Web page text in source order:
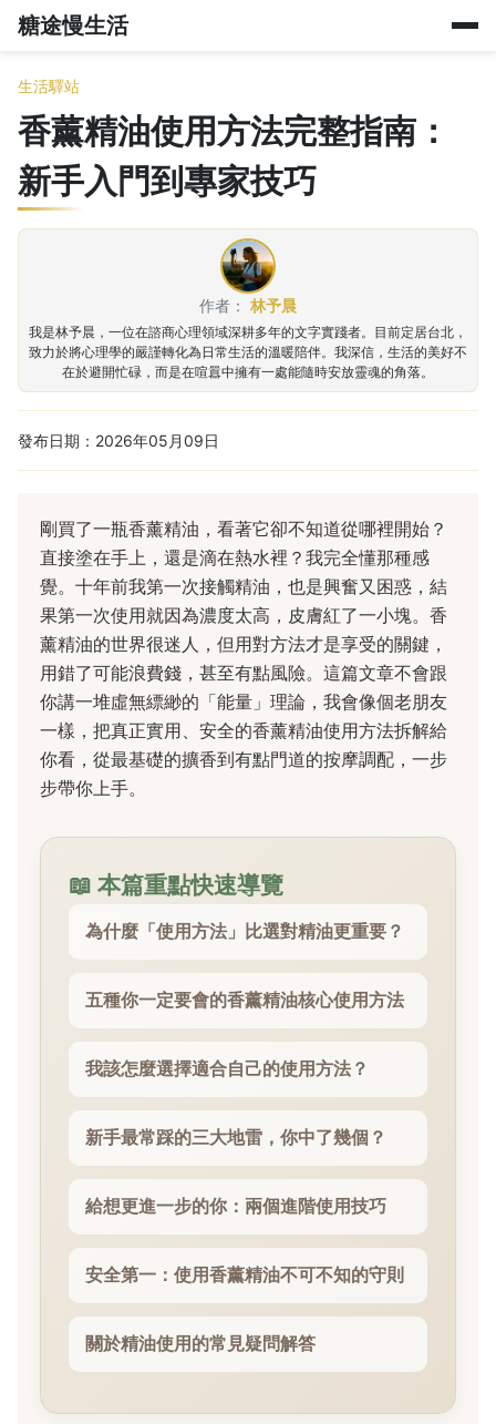
糖途慢生活
生活驛站
香薰精油使用方法完整指南：
新手入門到專家技巧
作者： 林予晨
我是林予晨，一位在諮商心理領域深耕多年的文字實踐者。目前定居台北，
致力於將心理學的嚴謹轉化為日常生活的溫暖陪伴。我深信，生活的美好不
在於避開忙碌，而是在喧囂中擁有一處能隨時安放靈魂的角落。
發布日期：2026年05月09日
剛買了一瓶香薰精油，看著它卻不知道從哪裡開始？
直接塗在手上，還是滴在熱水裡？我完全懂那種感
覺。十年前我第一次接觸精油，也是興奮又困惑，結
果第一次使用就因為濃度太高，皮膚紅了一小塊。香
薰精油的世界很迷人，但用對方法才是享受的關鍵，
用錯了可能浪費錢，甚至有點風險。這篇文章不會跟
你講一堆虛無縹緲的「能量」理論，我會像個老朋友
一樣，把真正實用、安全的香薰精油使用方法拆解給
你看，從最基礎的擴香到有點門道的按摩調配，一步
步帶你上手。
📖 本篇重點快速導覽
為什麼「使用方法」比選對精油更重要？
五種你一定要會的香薰精油核心使用方法
我該怎麼選擇適合自己的使用方法？
新手最常踩的三大地雷，你中了幾個？
給想更進一步的你：兩個進階使用技巧
安全第一：使用香薰精油不可不知的守則
關於精油使用的常見疑問解答